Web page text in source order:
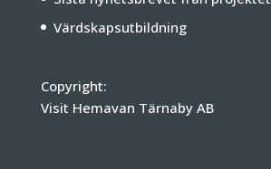
Värdskapsutbildning
Copyright:
Visit Hemavan Tärnaby AB